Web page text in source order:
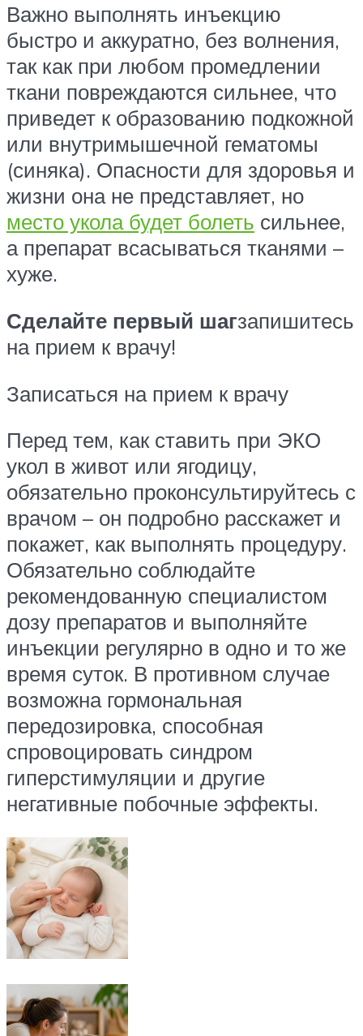
Важно выполнять инъекцию
быстро и аккуратно, без волнения,
так как при любом промедлении
ткани повреждаются сильнее, что
приведет к образованию подкожной
или внутримышечной гематомы
(синяка). Опасности для здоровья и
жизни она не представляет, но
место укола будет болеть сильнее,
а препарат всасываться тканями –
хуже.
Сделайте первый шагзапишитесь
на прием к врачу!
Записаться на прием к врачу
Перед тем, как ставить при ЭКО
укол в живот или ягодицу,
обязательно проконсультируйтесь с
врачом – он подробно расскажет и
покажет, как выполнять процедуру.
Обязательно соблюдайте
рекомендованную специалистом
дозу препаратов и выполняйте
инъекции регулярно в одно и то же
время суток. В противном случае
возможна гормональная
передозировка, способная
спровоцировать синдром
гиперстимуляции и другие
негативные побочные эффекты.